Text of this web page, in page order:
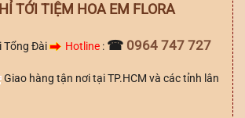
TỚI TIỆM HOA EM FLORA
Tổng Đài Hotline : ☎ 0964 747 727
Giao hàng tận nơi tại TP.HCM và các tỉnh lân